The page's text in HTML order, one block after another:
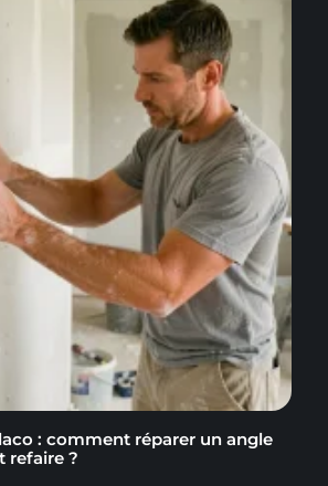
: comment réparer un angle
refaire ?